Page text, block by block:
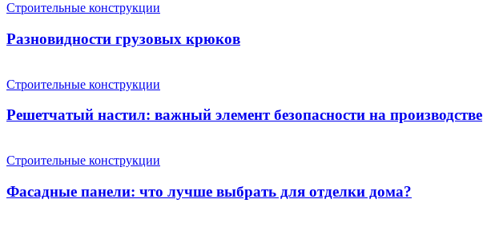
Строительные конструкции
Разновидности грузовых крюков
Строительные конструкции
Решетчатый настил: важный элемент безопасности на производстве
Строительные конструкции
Фасадные панели: что лучше выбрать для отделки дома?